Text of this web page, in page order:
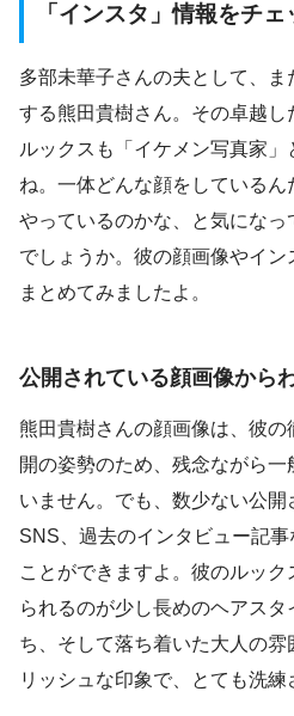
「インスタ」情報をチェ
多部未華子さんの夫として、
する熊田貴樹さん。その卓越し
ルックスも「イケメン写真家
ね。一体どんな顔をしている
やっているのかな、と気にな
でしょうか。彼の顔画像やイ
まとめてみましたよ。
公開されている顔画像から
熊田貴樹さんの顔画像は、彼
開の姿勢のため、残念ながら
いません。でも、数少ない公
SNS、過去のインタビュー記
ことができますよ。彼のルッ
られるのが少し長めのヘアス
ち、そして落ち着いた大人の雰
リッシュな印象で、とても洗練